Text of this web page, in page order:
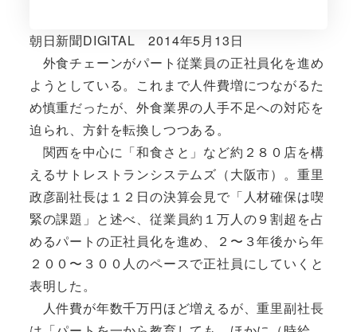
朝日新聞DIGITAL 2014年5月13日
外食チェーンがパート従業員の正社員化を進め
ようとしている。これまで人件費増につながるた
め慎重だったが、外食業界の人手不足への対応を
迫られ、方針を転換しつつある。
関西を中心に「和食さと」など約２８０店を構
えるサトレストランシステムズ（大阪市）。重里
政彦副社長は１２日の決算会見で「人材確保は喫
緊の課題」と述べ、従業員約１万人の９割超を占
めるパートの正社員化を進め、２〜３年後から年
２００〜３００人のペースで正社員にしていくと
表明した。
人件費が年数千万円ほど増えるが、重里副社長